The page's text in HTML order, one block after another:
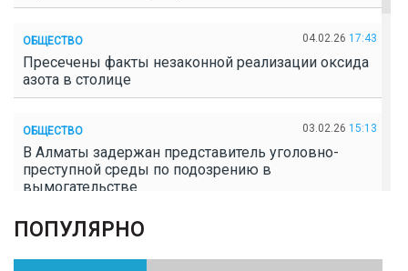
ОБЩЕСТВО 04.02.26 17:43
Пресечены факты незаконной реализации оксида
азота в столице
ОБЩЕСТВО 03.02.26 15:13
В Алматы задержан представитель уголовно-
преступной среды по подозрению в
вымогательстве
ОБЩЕСТВО
Полицейские пресекли незаконное выращивание
ПОПУЛЯРНО